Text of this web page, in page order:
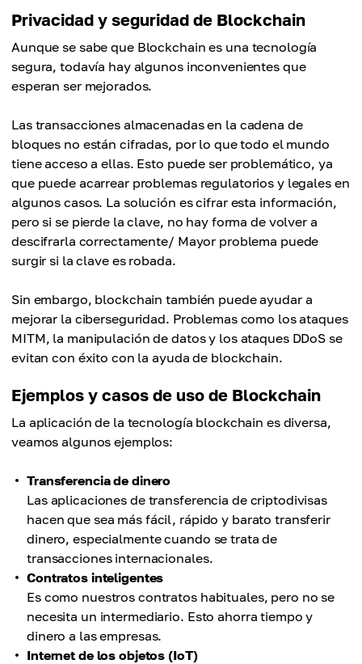
Privacidad y seguridad de Blockchain
Aunque se sabe que Blockchain es una tecnología
segura, todavía hay algunos inconvenientes que
esperan ser mejorados.
Las transacciones almacenadas en la cadena de
bloques no están cifradas, por lo que todo el mundo
tiene acceso a ellas. Esto puede ser problemático, ya
que puede acarrear problemas regulatorios y legales en
algunos casos. La solución es cifrar esta información,
pero si se pierde la clave, no hay forma de volver a
descifrarla correctamente/ Mayor problema puede
surgir si la clave es robada.
Sin embargo, blockchain también puede ayudar a
mejorar la ciberseguridad. Problemas como los ataques
MITM, la manipulación de datos y los ataques DDoS se
evitan con éxito con la ayuda de blockchain.
Ejemplos y casos de uso de Blockchain
La aplicación de la tecnología blockchain es diversa,
veamos algunos ejemplos:
Transferencia de dinero
Las aplicaciones de transferencia de criptodivisas
hacen que sea más fácil, rápido y barato transferir
dinero, especialmente cuando se trata de
transacciones internacionales.
Contratos inteligentes
Es como nuestros contratos habituales, pero no se
necesita un intermediario. Esto ahorra tiempo y
dinero a las empresas.
Internet de los objetos (IoT)